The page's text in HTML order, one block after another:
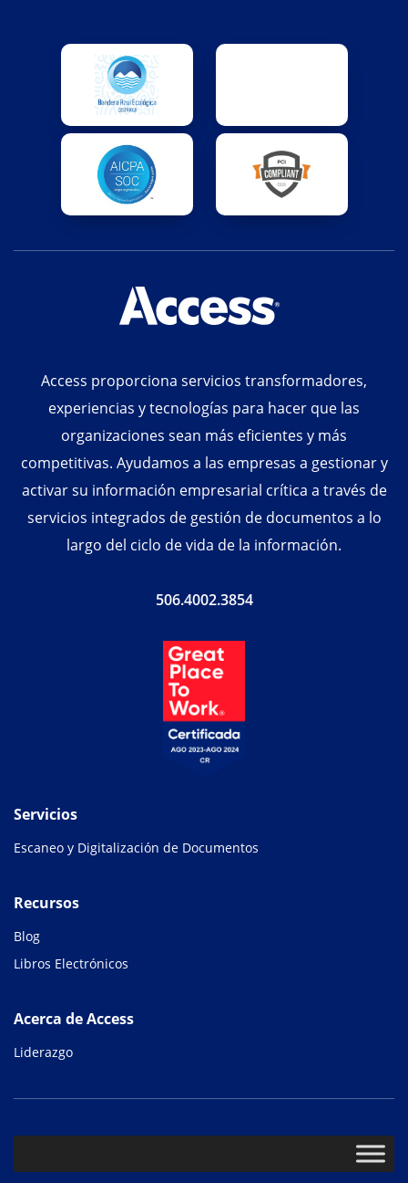
Access proporciona servicios transformadores,
experiencias y tecnologías para hacer que las
organizaciones sean más eficientes y más
competitivas. Ayudamos a las empresas a gestionar y
activar su información empresarial crítica a través de
servicios integrados de gestión de documentos a lo
largo del ciclo de vida de la información.
506.4002.3854
Servicios
Escaneo y Digitalización de Documentos
Recursos
Blog
Libros Electrónicos
Acerca de Access
Liderazgo